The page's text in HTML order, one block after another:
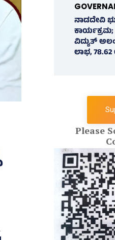
ನಾಡದೇವಿ
ವಿದ್ಯುತ್‌
ಲಾಭ, 78.62
Please